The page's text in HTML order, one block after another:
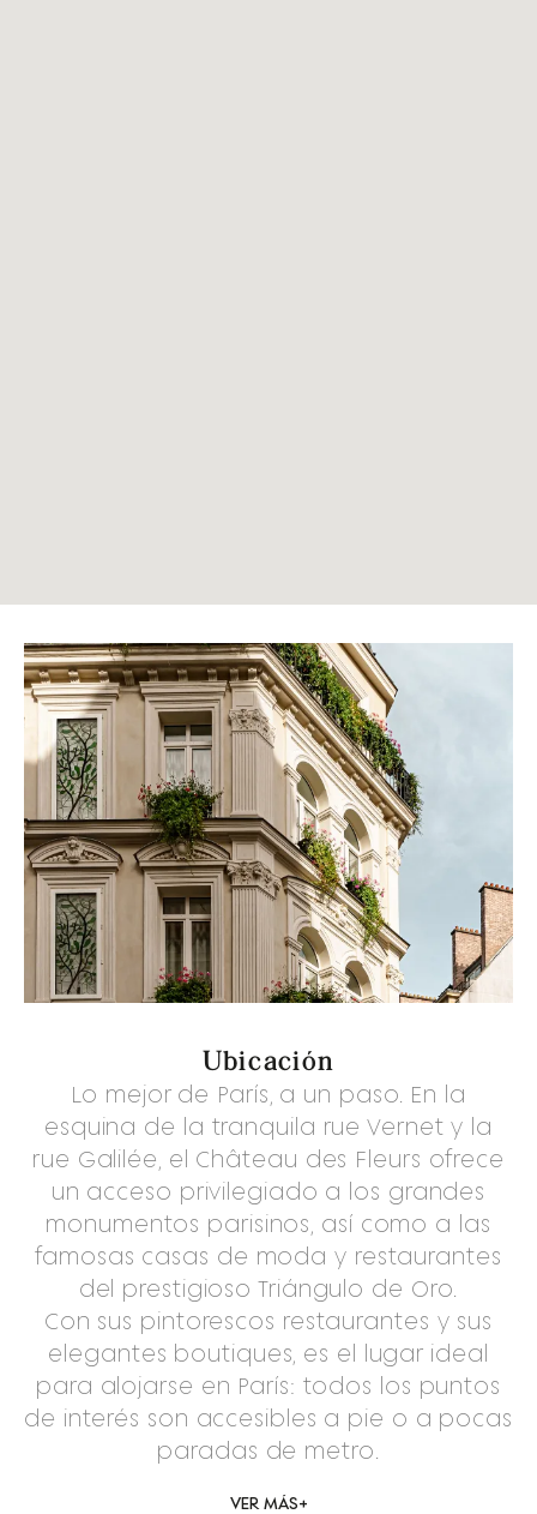
Ubicación
Lo mejor de París, a un paso. En la
esquina de la tranquila rue Vernet y la
rue Galilée, el Château des Fleurs ofrece
un acceso privilegiado a los grandes
monumentos parisinos, así como a las
famosas casas de moda y restaurantes
del prestigioso Triángulo de Oro.
Con sus pintorescos restaurantes y sus
elegantes boutiques, es el lugar ideal
para alojarse en París: todos los puntos
de interés son accesibles a pie o a pocas
paradas de metro.
VER MÁS+